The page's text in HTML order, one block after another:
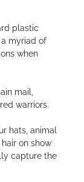
plastic
myriad of
when
mail,
warriors.
hats, animal
on show
capture the